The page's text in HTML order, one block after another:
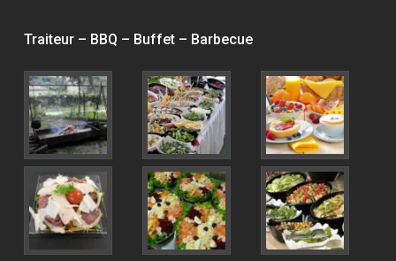
Traiteur – BBQ – Buffet – Barbecue